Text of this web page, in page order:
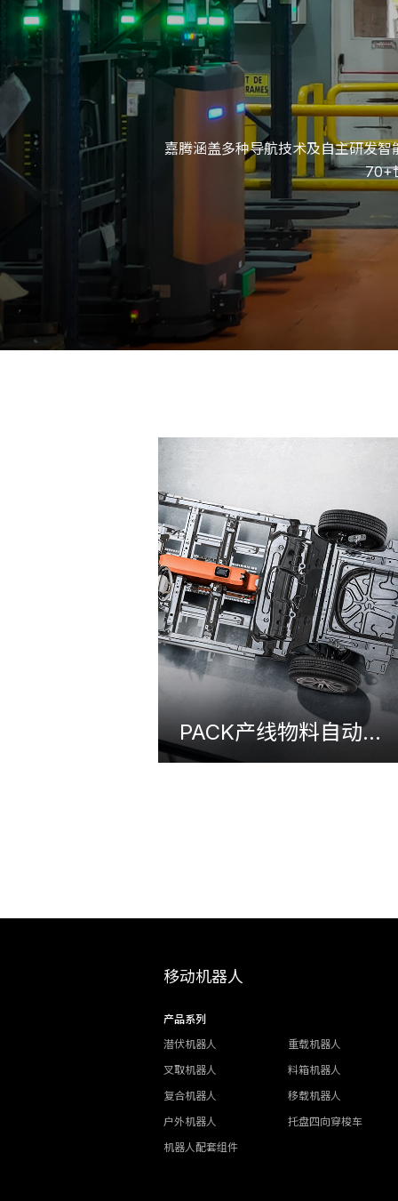
嘉腾涵盖多种导航技术及自主研发
70+
PACK产线物料自动转运项目
移动机器人
产品系列
潜伏机器人
重载机器人
叉取机器人
料箱机器人
复合机器人
移载机器人
户外机器人
托盘四向穿梭车
机器人配套组件